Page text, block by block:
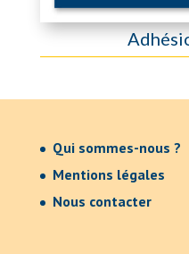
Qui sommes-nous ?
Mentions légales
Nous contacter